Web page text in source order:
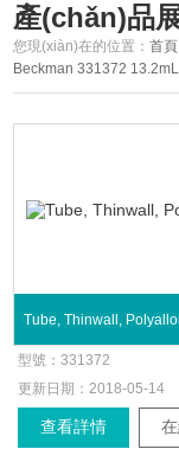
產(chǎn)品
您現(xiàn)在的位置：首頁
Beckman 331372
型號：331372
更新日期：2018-05-14
查看詳情